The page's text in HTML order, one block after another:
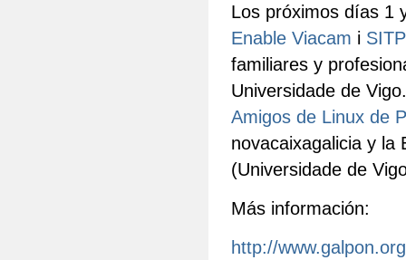
Los próximos días 1
Enable Viacam i
familiares y
Universidade de
Amigos de Linux de
novacaixagalicia y la
(Universidade de
Más información:
http://